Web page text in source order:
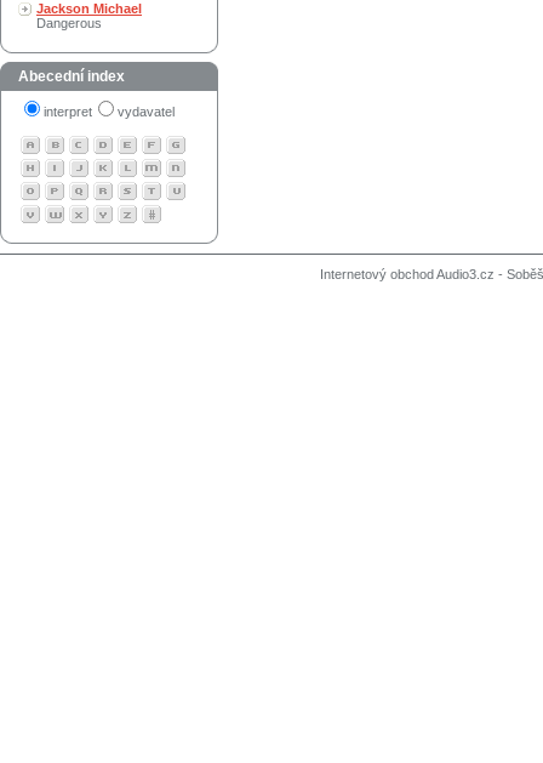
Jackson Michael
Dangerous
Abecední index
interpret vydavatel
Internetový obchod Audio3.cz -